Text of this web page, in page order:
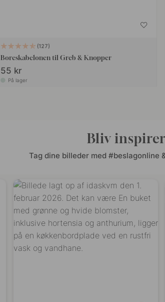
127
Boreskabelonen til Greb & Knopper
55 kr
På lager
Bliv
Tag dine billeder med #beslagonline